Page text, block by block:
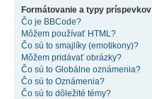
Formátovanie a typy príspevkov
Čo je BBCode?
Môžem používať HTML?
Čo sú to smajlíky (emotikony)?
Môžem pridávať obrázky?
Čo sú to Globálne oznámenia?
Čo sú to Oznámenia?
Čo sú to dôležité témy?